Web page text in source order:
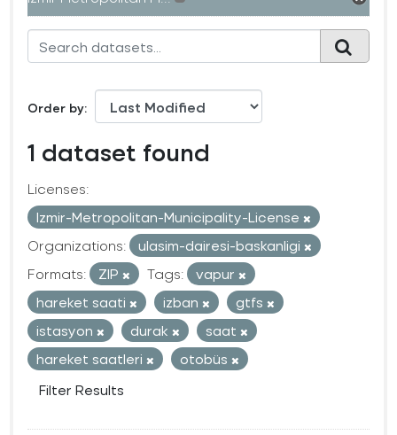
Order by
1 dataset found
Licenses:
Izmir-Metropolitan-Municipality-License
Organizations:
ulasim-dairesi-baskanligi
Formats:
ZIP Tags:
vapur
hareket saati
izban
gtfs
istasyon
durak
saat
hareket saatleri
otobüs
Filter Results